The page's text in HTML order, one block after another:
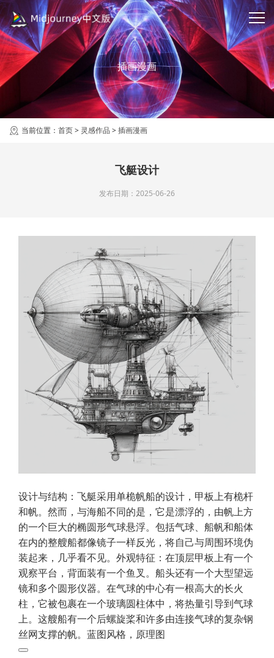
插画漫画
当前位置： 首页> 灵感作品 >插画漫画
飞艇设计
发布日期：2025-06-26
设计与结构：飞艇采用单桅帆船的设计，甲板上有桅杆
和帆。然而，与海船不同的是，它是漂浮的，由帆上方
的一个巨大的椭圆形气球悬浮。包括气球、船帆和船体
在内的整艘船都像镜子一样反光，将自己与周围环境伪
装起来，几乎看不见。外观特征：在顶层甲板上有一个
观察平台，背面装有一个鱼叉。船头还有一个大型望远
镜和多个圆形仪器。在气球的中心有一根高大的长火
柱，它被包裹在一个玻璃圆柱体中，将热量引导到气球
上。这艘船有一个后螺旋桨和许多由连接气球的复杂钢
丝网支撑的帆。蓝图风格，原理图